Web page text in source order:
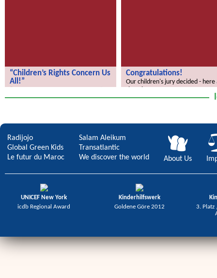
“Children’s Rights Concern Us
All!”
Congratulations!
Our children's jury decided - here
Radijojo
Global Green Kids
Le futur du Maroc
Salam Aleikum
Transatlantic
We discover the world
About Us
UNICEF New York
icdb Regional Award
Kinderhilfswerk
Goldene Göre 2012
3. Platz